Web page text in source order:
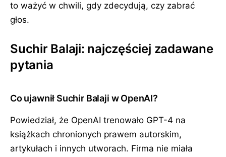
to ważyć w chwili, gdy zdecydują, czy zabrać
głos.
Suchir Balaji: najczęściej zadawane
pytania
Co ujawnił Suchir Balaji w OpenAI?
Powiedział, że OpenAI trenowało GPT-4 na
książkach chronionych prawem autorskim,
artykułach i innych utworach. Firma nie miała